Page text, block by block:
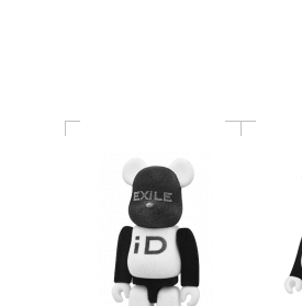
BE@RBRICK 獣医ドリ
トル